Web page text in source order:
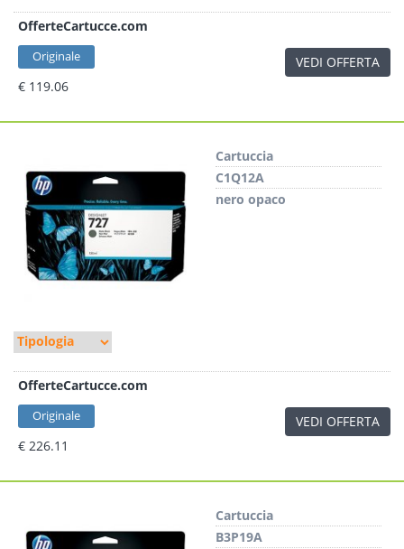
OfferteCartucce.com
Originale
€ 119.06
VEDI OFFERTA
Cartuccia
C1Q12A
nero opaco
OfferteCartucce.com
Originale
€ 226.11
VEDI OFFERTA
Cartuccia
B3P19A